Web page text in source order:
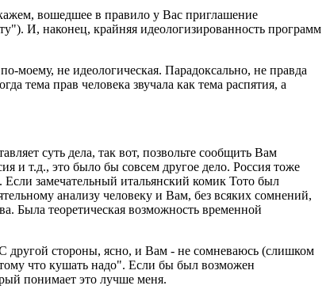
вошедшее в правило у Вас приглашение
И, наконец, крайняя идеологизированность программ
моему, не идеологическая. Парадоксально, не правда
тема прав человека звучала как тема распятия, а
суть дела, так вот, позвольте сообщить Вам
и т.д., это было бы совсем другое дело. Россия тоже
Если замечательный итальянский комик Тото был
анализу человеку и Вам, без всяких сомнений,
Была теоретическая возможность временной
другой стороны, ясно, и Вам - не сомневаюсь (слишком
что кушать надо". Если бы был возможен
понимает это лучше меня.